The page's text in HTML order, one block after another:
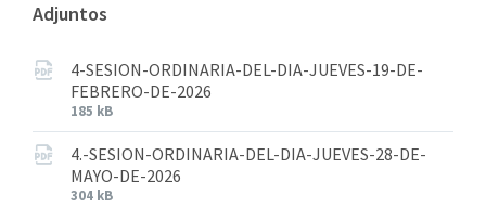
Adjuntos
4-SESION-ORDINARIA-DEL-DIA-JUEVES-19-DE-
FEBRERO-DE-2026
185 kB
4.-SESION-ORDINARIA-DEL-DIA-JUEVES-28-DE-
MAYO-DE-2026
304 kB